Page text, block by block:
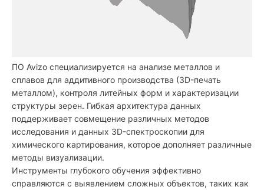
ПО Avizo специализируется на анализе металлов и
сплавов для аддитивного производства (3D-печать
металлом), контроля литейных форм и характеризации
структуры зерен. Гибкая архитектура данных
поддерживает совмещение различных методов
исследования и данных 3D-спектроскопии для
химического картирования, которое дополняет различные
методы визуализации.
Инструменты глубокого обучения эффективно
справляются с выявлением сложных объектов, таких как